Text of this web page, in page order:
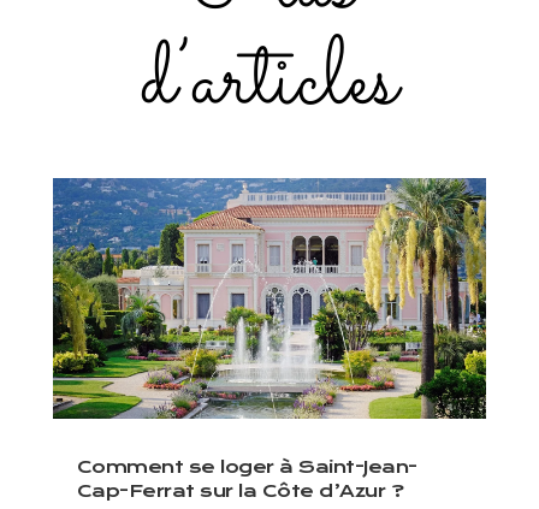
d’articles
Comment se loger à Saint-Jean-
Cap-Ferrat sur la Côte d’Azur ?